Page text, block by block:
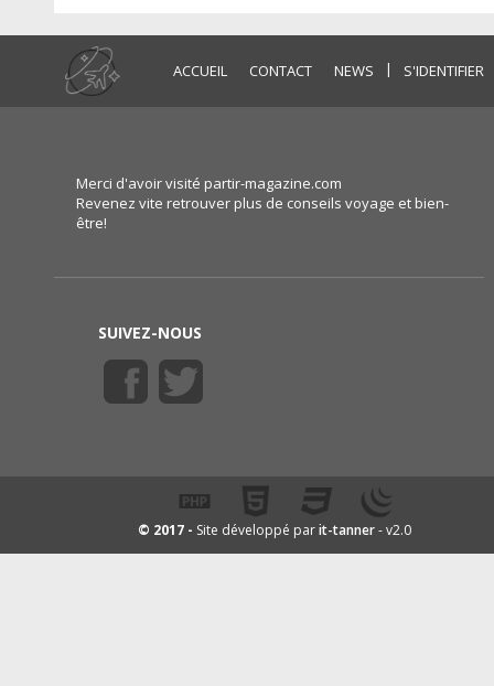
ACCUEIL CONTACT NEWS | S'IDENTIFIER
Merci d'avoir visité partir-magazine.com
Revenez vite retrouver plus de conseils voyage et bien-
être!
SUIVEZ-NOUS
© 2017 - Site développé parit-tanner- v2.0